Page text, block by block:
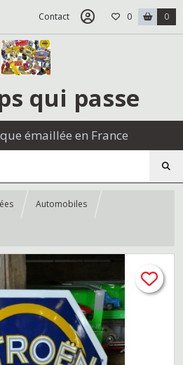
Contact 0 0
qui passe
émaillée en France
Automobiles